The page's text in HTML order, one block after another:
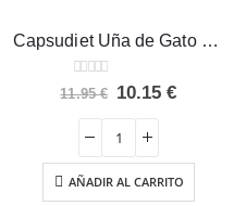
Capsudiet Uña de Gato Plameca 40 cápsulas
out of 5
11.95€ El
original
era:
11.95 €.
10.15€El
10.15 €.
AÑADIR AL CARRITO